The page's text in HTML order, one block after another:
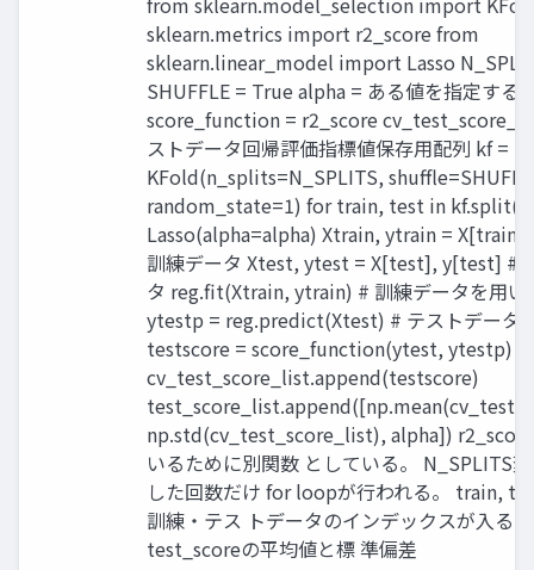
sklearn.metrics import r2_score from
sklearn.linear_model import Lasso
SHUFFLE = True alpha = ある値を指定する
score_function = r2_score
ストデータ回帰評価指標値保存用配列 kf =
KFold(n_splits=N_SPLITS,
random_state=1) for train, test in
Lasso(alpha=alpha) Xtrain, ytrain =
訓練データ Xtest, ytest = X[test], y[test] #
タ reg.fit(Xtrain, ytrain) # 訓練データを用
ytestp = reg.predict(Xtest) # テストデータ
testscore = score_function(ytest, ytestp)
cv_test_score_list.append(testscore)
np.std(cv_test_score_list), alpha])
いるために別関数 としている。 N_SPLITS
した回数だけ for loopが行われる。 train,
訓練・テス トデータのインデックスが入る
test_scoreの平均値と標 準偏差